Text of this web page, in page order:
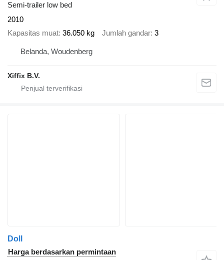
Semi-trailer low bed
2010
Kapasitas muat 36.050 kg Jumlah gandar 3
Belanda, Woudenberg
Xiffix B.V.
Doll
Harga berdasarkan permintaan